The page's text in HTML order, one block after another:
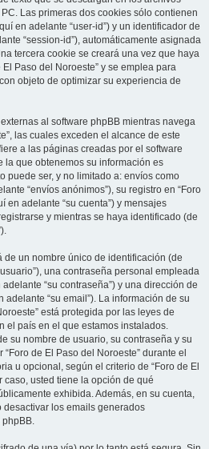
Las primeras dos cookies sólo contienen
en adelante “user-id”) y un identificador de
“session-id”), automáticamente asignada
tercera cookie se creará una vez que haya
Paso del Noroeste” y se emplea para
objeto de optimizar su experiencia de
al software phpBB mientras navega
las cuales exceden el alcance de este
a las páginas creadas por el software
la que obtenemos su información es
puede ser, y no limitado a: envíos como
“envíos anónimos”), su registro en “Foro
en adelante “su cuenta”) y mensajes
y mientras se haya identificado (de
de un nombre único de identificación (de
una contraseña personal empleada
“su contraseña”) y una dirección de
“su email”). La información de su
está protegida por las leyes de
el país en el que estamos instalados.
su nombre de usuario, su contraseña y su
de El Paso del Noroeste” durante el
u opcional, según el criterio de “Foro de El
caso, usted tiene la opción de qué
exhibida. Además, en su cuenta,
los emails generados
phpBB.